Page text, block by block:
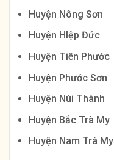
Huyện Nông Sơn
Huyện HIệp Đức
Huyện Tiên Phước
Huyện Phước Sơn
Huyện Núi Thành
Huyện Bắc Trà My
Huyện Nam Trà My